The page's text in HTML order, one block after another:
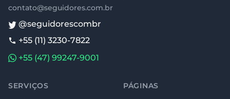
contato@seguidores.com.br
@seguidorescombr
+55 (11) 3230-7822
+55 (47) 99247-9001
SERVIÇOS PÁGINAS